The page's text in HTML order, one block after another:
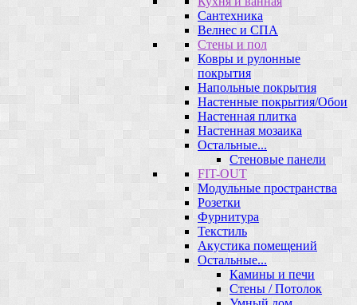
Сантехника
Велнес и СПА
Стены и пол
Ковры и рулонные
покрытия
Напольные покрытия
Настенные покрытия/Обои
Настенная плитка
Настенная мозаика
Остальные...
Стеновые панели
FIT-OUT
Модульные пространства
Розетки
Фурнитура
Текстиль
Акустика помещений
Остальные...
Камины и печи
Стены / Потолок